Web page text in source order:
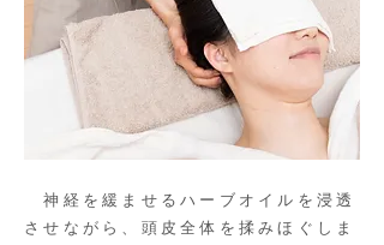
神経を緩ませるハーブオイルを浸透
させながら、頭皮全体を揉みほぐしま